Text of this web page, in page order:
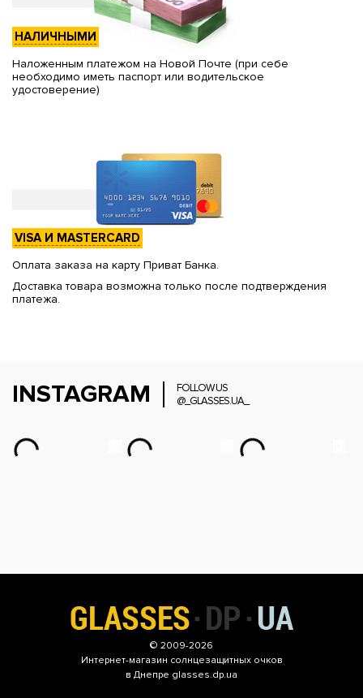
НАЛИЧНЫМИ
Наложенным платежом на Новой Почте (при себе
необходимо иметь паспорт или водительское
удостоверение)
VISA И MASTERCARD
Оплата заказа на карту Приват Банка.
Доставка товара возможна только после подтверждения
платежа.
INSTAGRAM
FOLLOW US
@_GLASSES.UA_
© 2009-2026
Интернет-магазин солнцезащитных очков
в Днепре glasses.dp.ua